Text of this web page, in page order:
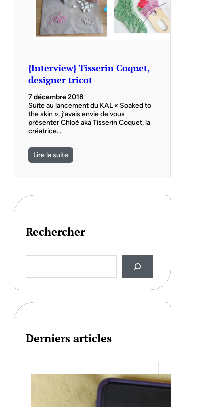
{Interview} Tisserin Coquet,
designer tricot
7 décembre 2018
Suite au lancement du KAL « Soaked to
the skin », j’avais envie de vous
présenter Chloé aka Tisserin Coquet, la
créatrice…
Lire la suite
Rechercher
a
h
Derniers articles